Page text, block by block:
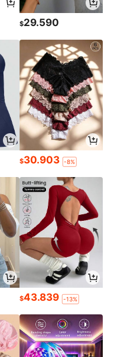
$29.590
$30.903 -8%
$43.839 -13%